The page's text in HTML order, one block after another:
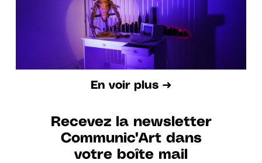
En voir plus ➜
Recevez la newsletter
Communic'Art dans
votre boîte mail